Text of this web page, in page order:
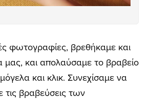
φωτογραφίες, βρεθήκαμε και
μας, και απολαύσαμε το βραβείο
και κλικ. Συνεχίσαμε να
βραβεύσεις των